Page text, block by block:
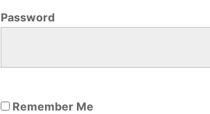
2
2
Password
Remember Me